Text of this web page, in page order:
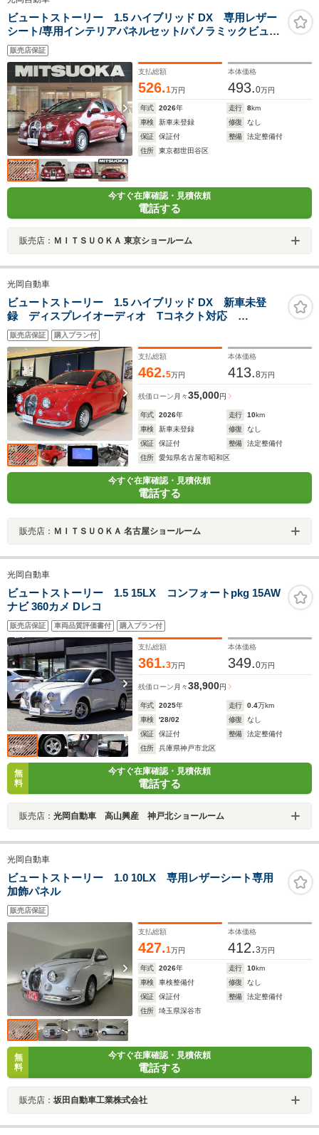
ビュートストーリー 1.5 ハイブリッド DX 専用レザー
シート/専用インテリアパネルセット/パノラミックビュー
モニター/スマートエントリーキー/ETC2.0/ディスプレイ
オーディオ/AC100Vアクセサリーコンセント(1500W)/レ
ーダークルーズコントロール/
販売店保証
支払総額
526.1万円
本体価格
493.0万円
年式 2026年 走行 8km
車検
新車未登録 修復
なし
保証
保証付 整備
法定整備付
住所
東京都世田谷区
今すぐ在庫確認・見積依頼
電話する
販売店： ＭＩＴＳＵＯＫＡ 東京ショールーム
光岡自動車
ビュートストーリー 1.5 ハイブリッド DX 新車未登
録 ディスプレイオーディオ Tコネクト対応
ETC2.0 パノラミックビューモニター オートエアコ
ン スマートキー クルーズコントロール LEDヘッド
ライト Bluetooth
販売店保証 購入プラン付
支払総額
462.5万円
本体価格
413.8万円
残価ローン 月々35,000円
年式 2026年 走行 10km
車検
新車未登録 修復
なし
保証
保証付 整備
法定整備付
住所
愛知県名古屋市昭和区
今すぐ在庫確認・見積依頼
電話する
販売店： ＭＩＴＳＵＯＫＡ 名古屋ショールーム
光岡自動車
ビュートストーリー 1.5 15LX コンフォートpkg 15AW
ナビ 360カメ Dレコ
販売店保証 車両品質評価書付 購入プラン付
支払総額
361.3万円
本体価格
349.0万円
残価ローン 月々38,900円
年式 2025年 走行 0.4万km
車検
'28/02 修復
なし
保証
保証付 整備
法定整備付
住所
兵庫県神戸市北区
無
料
今すぐ在庫確認・見積依頼
電話する
販売店： 光岡自動車 高山興産 神戸北ショールーム
光岡自動車
ビュートストーリー 1.0 10LX 専用レザーシート専用
加飾パネル
販売店保証
支払総額
427.1万円
本体価格
412.3万円
年式 2026年 走行 10km
車検
車検整備付 修復
なし
保証
保証付 整備
法定整備付
住所
埼玉県深谷市
無
料
今すぐ在庫確認・見積依頼
電話する
販売店： 坂田自動車工業株式会社